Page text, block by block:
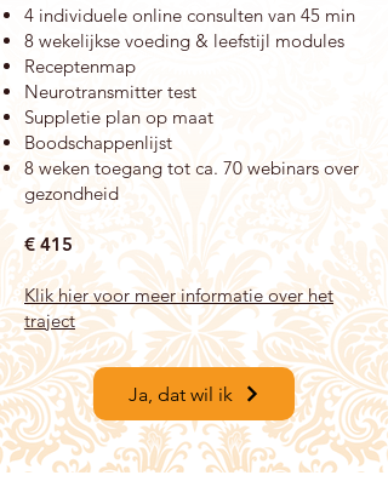
4 individuele online consulten van 45 min
8 wekelijkse voeding & leefstijl modules
Receptenmap
Neurotransmitter test
Suppletie plan op maat
Boodschappenlijst
8 weken toegang tot ca. 70 webinars over
gezondheid
€ 415
Klik hier voor meer informatie over het
traject
Ja, dat wil ik